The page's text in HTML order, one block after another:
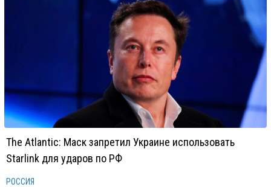
The Atlantic: Маск запретил Украине использовать
Starlink для ударов по РФ
РОССИЯ